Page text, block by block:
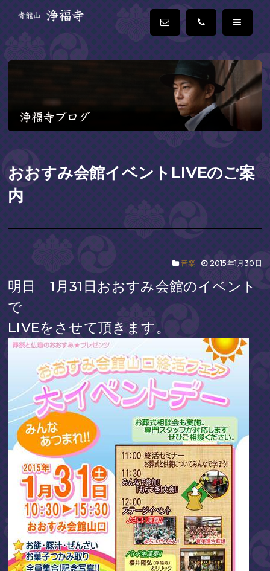
おおすみ会館イベントLIVEのご案
内
2015年1月30日
音楽
明日 1月31日おおすみ会館のイベント
で
LIVEをさせて頂きます。